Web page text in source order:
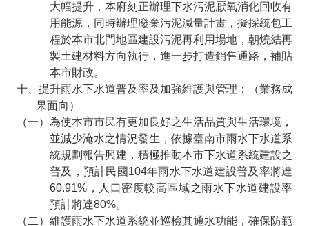
大幅提升，本府刻正辦理下水污泥厭氧消化回收有
用能源，同時辦理廢棄污泥減量計畫，擬採統包工
程於本市北門地區建設污泥再利用場地，朝燒結再
製土建材料方向執行，進一步打造銷售通路，補貼
本市財政。
十、提升雨水下水道普及率及加強維護與管理：（業務成
果面向）
（一）為使本市市民有更加良好之生活品質與生活環境，
並減少淹水之情況發生，依據臺南市雨水下水道系
統規劃報告興建，積極推動本市下水道系統建設之
普及，預計民國104年雨水下水道建設普及率將達
60.91%，人口密度較高區域之雨水下水道建設率
預計將達80%。
（二）維護雨水下水道系統並巡檢其通水功能，確保防範